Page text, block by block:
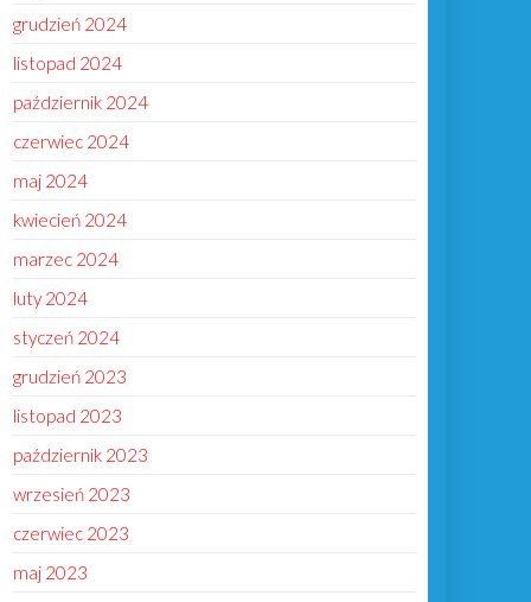
grudzień 2024
listopad 2024
październik 2024
czerwiec 2024
maj 2024
kwiecień 2024
marzec 2024
luty 2024
styczeń 2024
grudzień 2023
listopad 2023
październik 2023
wrzesień 2023
czerwiec 2023
maj 2023